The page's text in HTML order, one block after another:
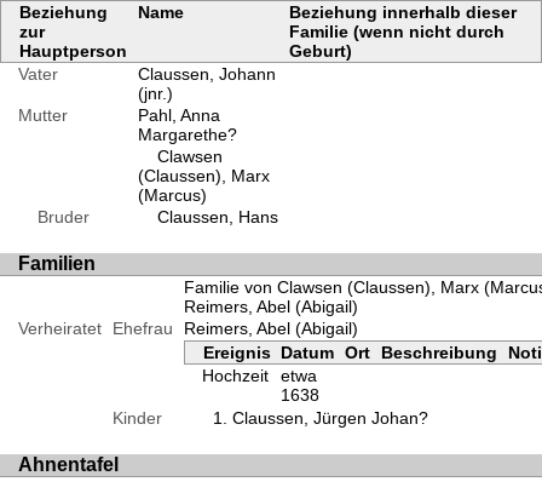
Beziehung
zur
Hauptperson
Name
Beziehung innerhalb dieser
Familie (wenn nicht durch
Geburt)
Vater
Claussen, Johann
(jnr.)
Mutter
Pahl, Anna
Margarethe?
Clawsen
(Claussen), Marx
(Marcus)
Bruder
Claussen, Hans
Familien
Familie von Clawsen (Claussen), Marx
Reimers, Abel (Abigail)
Verheiratet
Ehefrau
Reimers, Abel (Abigail)
Ereignis Datum Ort Beschreibung
Hochzeit
etwa
1638
Kinder
Claussen, Jürgen Johan?
Ahnentafel